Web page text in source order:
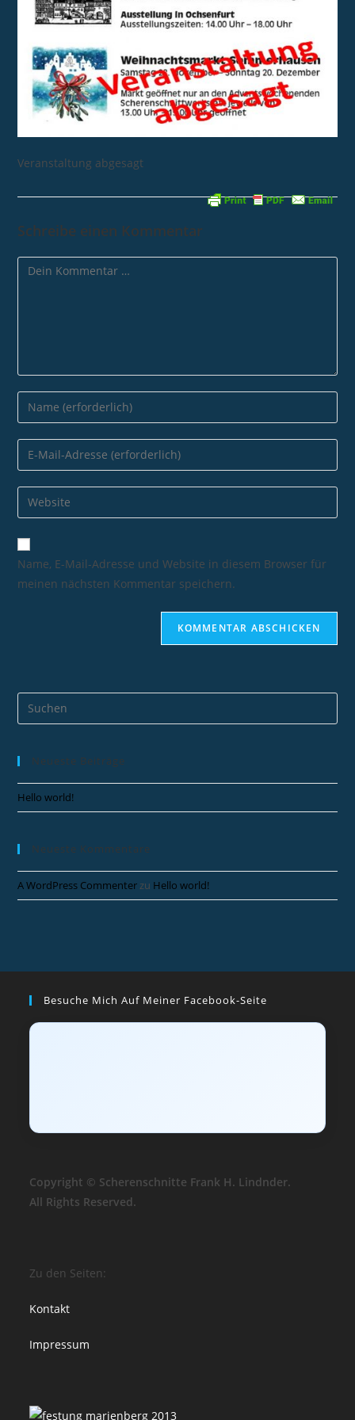
Veranstaltung abgesagt
Schreibe einen Kommentar
Name, E-Mail-Adresse und Website in diesem Browser für
meinen nächsten Kommentar speichern.
Neueste Beiträge
Hello world!
Neueste Kommentare
A WordPress Commenterzu Hello world!
Besuche Mich Auf Meiner Facebook-Seite
Copyright © Scherenschnitte Frank H. Lindnder.
All Rights Reserved.
Zu den Seiten:
Kontakt
Impressum